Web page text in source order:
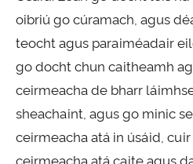
oibriú go cúramach, agus
teocht agus paraiméadair
go docht chun caitheamh
ceirmeacha de bharr
sheachaint, agus go minic
ceirmeacha atá in úsáid,